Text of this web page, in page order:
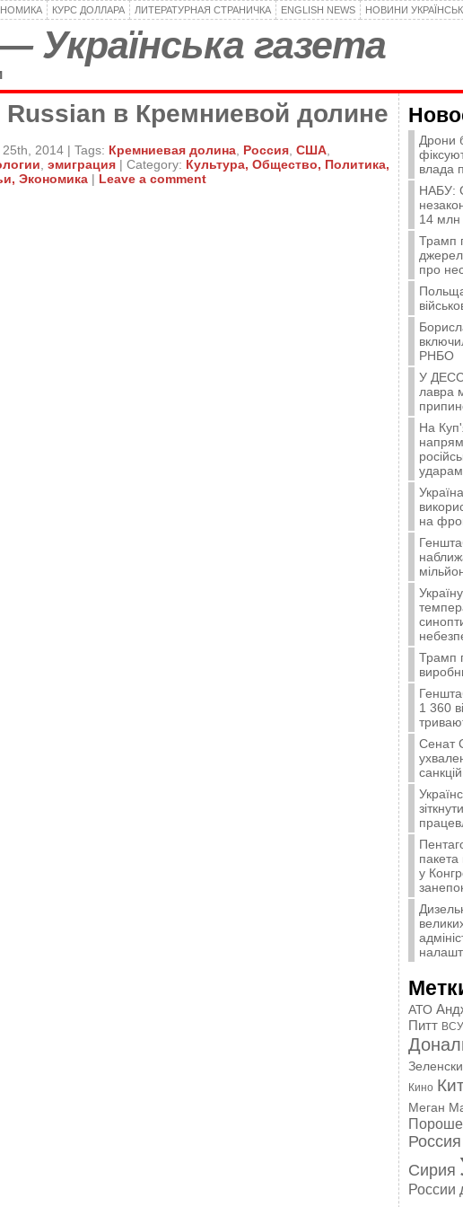
КУРС ДОЛЛАРА ЛИТЕРАТУРНАЯ СТРАНИЧКА ENGLISH NEWS НОВИНИ
Українська газета
Russian в Кремниевой долине
2014 | Tags: Кремниевая долина, Россия, США,
, эмиграция | Category: Культура, Общество, Политика,
Экономика | Leave a comment
Дрони
влада
НАБУ:
14 млн
Трамп
про
РНБО
У ДЕСС
лавра
На
на
Трамп
1 360
Сенат
пакета
у
АТО
Питт ВСУ
Кино
Меган
Россия
Сирия
России